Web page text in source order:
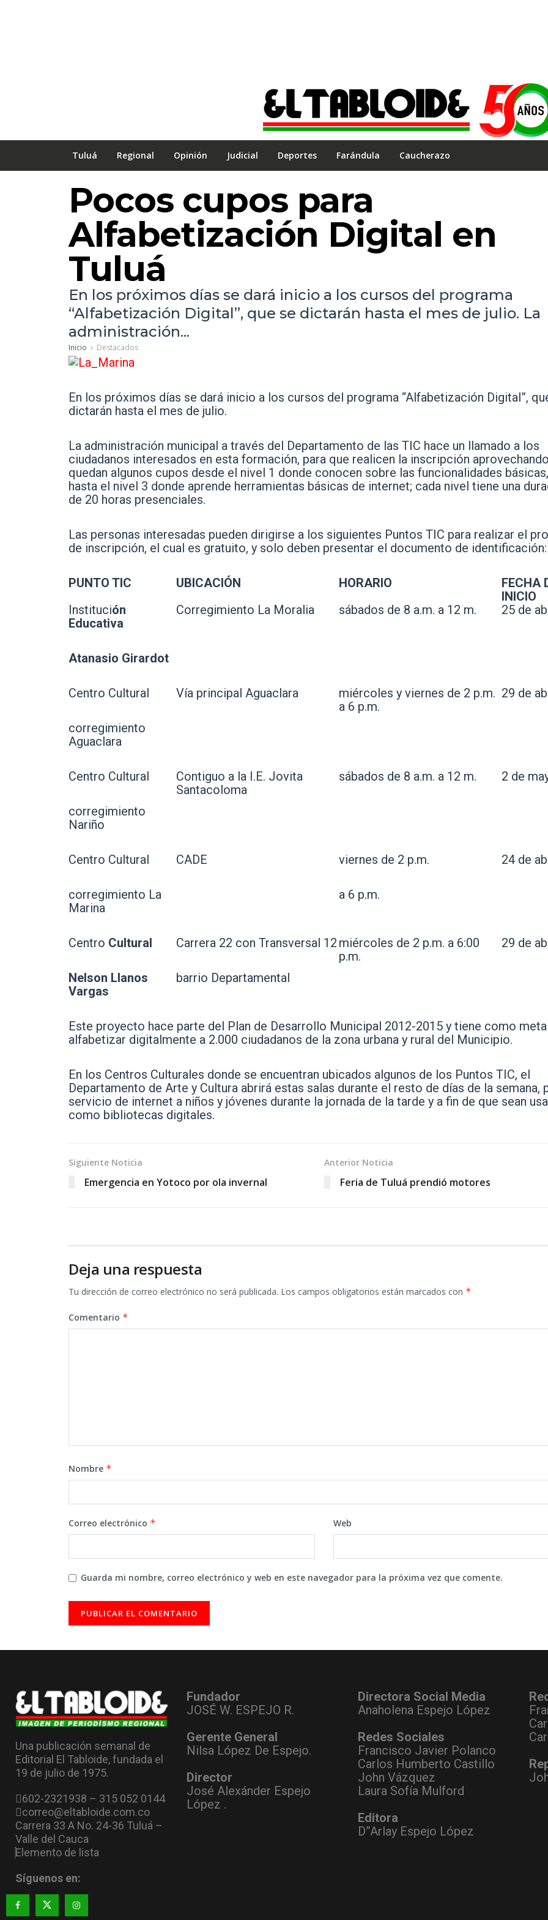
Tuluá Regional Opinión Judicial Deportes Farándula Caucherazo
Pocos cupos para
Alfabetización Digital en
Tuluá
En los próximos días se dará inicio a los cursos del programa
“Alfabetización Digital”, que se dictarán hasta el mes de julio. La
administración...
Inicio Destacados
En los próximos días se dará inicio a los cursos del programa “Alfabetización Digital”,
dictarán hasta el mes de julio.
La administración municipal a través del Departamento de las TIC hace un llamado a los
ciudadanos interesados en esta formación, para que realicen la inscripción
quedan algunos cupos desde el nivel 1 donde conocen sobre las funcionalidades básicas,
hasta el nivel 3 donde aprende herramientas básicas de internet; cada nivel tiene una
de 20 horas presenciales.
Las personas interesadas pueden dirigirse a los siguientes Puntos TIC para realizar el
de inscripción, el cual es gratuito, y solo deben presentar el documento de identificación:
PUNTO TIC UBICACIÓN HORARIO
FECHA
INICIO
Institución
Educativa
Atanasio Girardot
Corregimiento La Moralia sábados de 8 a.m. a 12 m. 25 de
Centro Cultural
corregimiento
Aguaclara
Vía principal Aguaclara
miércoles y viernes de 2 p.m.
a 6 p.m.
29 de
Centro Cultural
corregimiento
Nariño
Contiguo a la I.E. Jovita
Santacoloma
sábados de 8 a.m. a 12 m. 2 de
Centro Cultural
corregimiento La
Marina
CADE viernes de 2 p.m.
a 6 p.m.
24 de
Centro Cultural
Nelson Llanos
Vargas
Carrera 22 con Transversal 12
barrio Departamental
miércoles de 2 p.m. a 6:00
p.m.
29 de
Este proyecto hace parte del Plan de Desarrollo Municipal 2012-2015 y tiene como meta
alfabetizar digitalmente a 2.000 ciudadanos de la zona urbana y rural del Municipio.
En los Centros Culturales donde se encuentran ubicados algunos de los Puntos TIC, el
Departamento de Arte y Cultura abrirá estas salas durante el resto de días de la semana,
servicio de internet a niños y jóvenes durante la jornada de la tarde y a fin de que sean
como bibliotecas digitales.
Siguiente Noticia
Emergencia en Yotoco por ola invernal
Anterior Noticia
Feria de Tuluá prendió motores
Deja una respuesta
Tu dirección de correo electrónico no será publicada. Los campos obligatorios están marcados con *
Comentario *
Nombre *
Correo electrónico * Web
Guarda mi nombre, correo electrónico y web en este navegador para la próxima vez que comente.
Una publicación semanal de
Editorial El Tabloide, fundada el
19 de julio de 1975.
602-2321938 – 315 052 0144
correo@eltabloide.com.co
Carrera 33 A No. 24-36 Tuluá –
Valle del Cauca
Elemento de lista
Síguenos en:
Fundador
JOSÉ W. ESPEJO R.
Gerente General
Nilsa López De Espejo.
Director
José Alexánder Espejo
López .
Directora Social Media
Anaholena Espejo López
Redes Sociales
Francisco Javier Polanco
Carlos Humberto Castillo
John Vázquez
Laura Sofía Mulford
Editora
D”Arlay Espejo López